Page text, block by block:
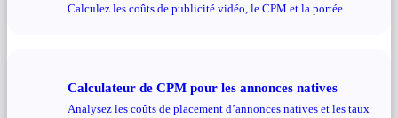
Calculez les coûts de publicité vidéo, le CPM et la portée.
Calculateur de CPM pour les annonces natives
Analysez les coûts de placement d’annonces natives et les taux